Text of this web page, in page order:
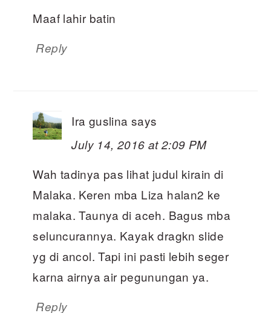
Maaf lahir batin
Reply
Ira guslina says
July 14, 2016 at 2:09 PM
Wah tadinya pas lihat judul kirain di
Malaka. Keren mba Liza halan2 ke
malaka. Taunya di aceh. Bagus mba
seluncurannya. Kayak dragkn slide
yg di ancol. Tapi ini pasti lebih seger
karna airnya air pegunungan ya.
Reply